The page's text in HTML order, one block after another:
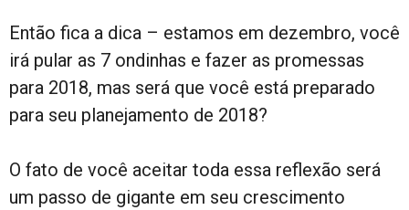
Então fica a dica – estamos em dezembro, você
irá pular as 7 ondinhas e fazer as promessas
para 2018, mas será que você está preparado
para seu planejamento de 2018?
O fato de você aceitar toda essa reflexão será
um passo de gigante em seu crescimento